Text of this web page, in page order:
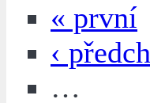
« první
‹
…